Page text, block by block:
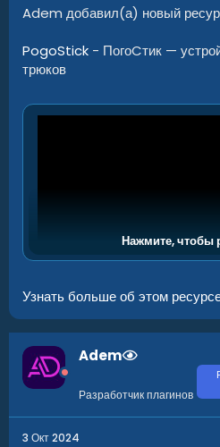
Adem добавил(а) новый
PogoStick - ПогоCтик —
трюков
Я представляю вам плагин,
пого-стики! Они позволяют
и заниматься паркуром так, как
стандартной конфигурации пого-
работают на песке и снеге, по
Но не волнуйтесь, вы можете
пого для любый поверхностей.
Пого-стик — это обычный
который можно выдать игроку с
Нажмите, чтобы
Узнать больше об этом
Adem
Разработчик плагинов
3 Окт 2024